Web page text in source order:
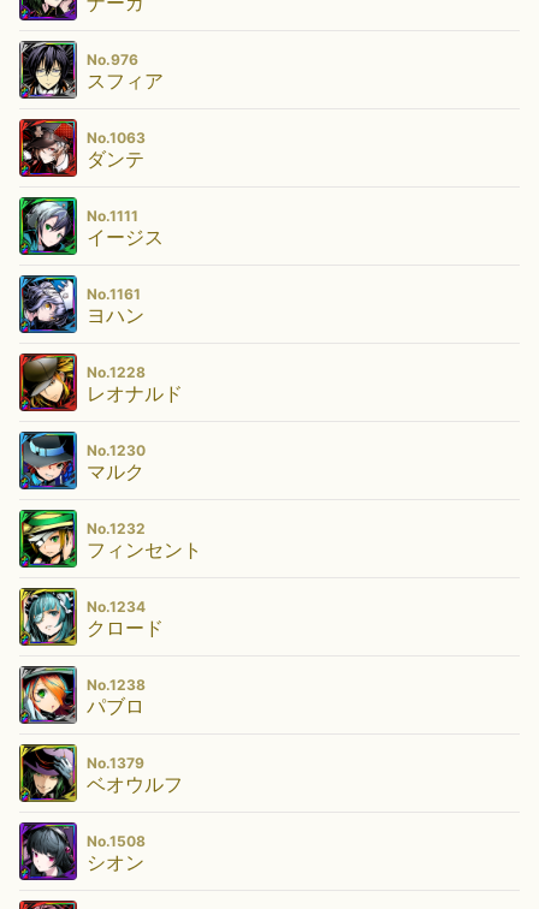
No.976
スフィア
No.1063
ダンテ
No.1111
イージス
No.1161
ヨハン
No.1228
レオナルド
No.1230
マルク
No.1232
フィンセント
No.1234
クロード
No.1238
パブロ
No.1379
ベオウルフ
No.1508
シオン